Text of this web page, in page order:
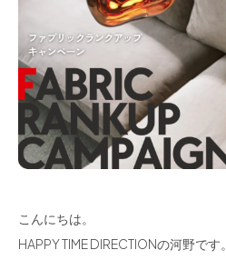
フラッグシップストア
熊本店
Arv
こんにちは。
HAPPY TIME DIRECTIONの河野です。